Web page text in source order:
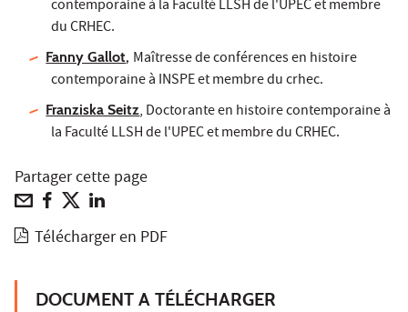
contemporaine à la Faculté LLSH de l'UPEC et membre
du CRHEC.
Fanny Gallot, Maîtresse de conférences en histoire
contemporaine à INSPE et membre du crhec.
Franziska Seitz, Doctorante en histoire contemporaine à
la Faculté LLSH de l'UPEC et membre du CRHEC.
Partager cette page
Télécharger en PDF
DOCUMENT A TÉLÉCHARGER